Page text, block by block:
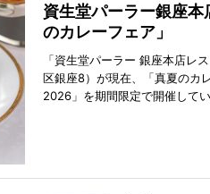
資生堂パーラー銀座本
のカレーフェア」
「資生堂パーラー 銀座本店レ
区銀座8）が現在、「真夏のカ
2026」を期間限定で開催してい